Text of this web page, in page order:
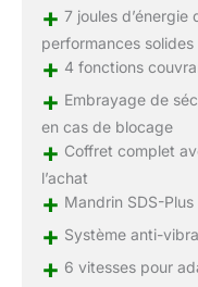
+ 7 joules
performances
+ 4 fonctions
+ Embrayage de
en cas de blocage
+ Coffret complet
l’achat
+ Mandrin SDS-
+ Système anti-
+ 6 vitesses pour